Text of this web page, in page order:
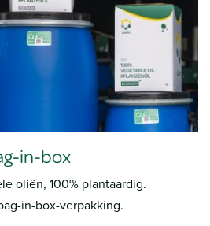
in-box
oliën, 100% plantaardig.
in-box-verpakking.